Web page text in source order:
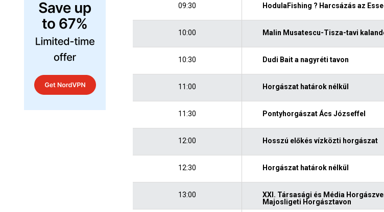
09:30 HodulaFishing ? Harcsázás az
10:00 Malin Musatescu-Tisza-tavi
10:30 Dudi Bait a nagyréti tavon
11:00 Horgászat határok nélkül
11:30 Pontyhorgászat Ács Józseffel
12:00 Hosszú előkés vízközti horgászat
12:30 Horgászat határok nélkül
13:00
XXI. Társasági és Média
Majosligeti Horgásztavon